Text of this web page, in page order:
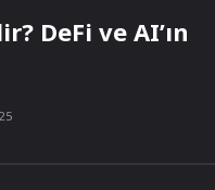
DeFi ve AI’ın